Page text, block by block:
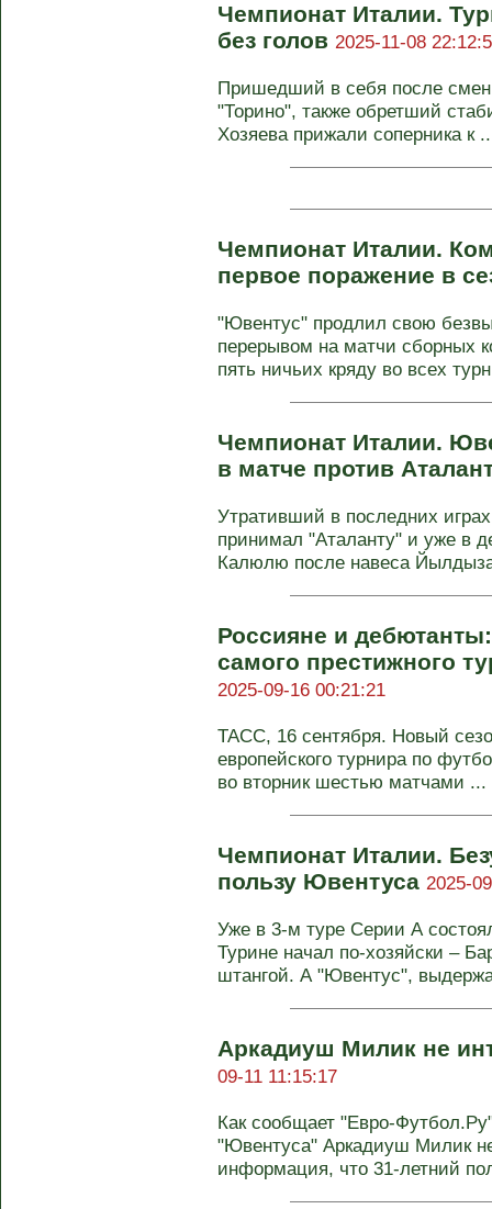
Чемпионат Италии.
без голов 2025-11-08
Пришедший в себя после
"Торино", также обретший
Хозяева прижали соперника к
Чемпионат Италии.
первое поражение в
"Ювентус" продлил свою
перерывом на матчи сборных
пять ничьих кряду во всех
Чемпионат Италии.
в матче против
Утративший в последних
принимал "Аталанту" и уже в
Калюлю после навеса
Россияне и
самого престижного
2025-09-16 00:21:21
ТАСС, 16 сентября. Новый
европейского турнира по
во вторник шестью матчами ...
Чемпионат Италии.
пользу Ювентуса 2025-
Уже в 3-м туре Серии А
Турине начал по-хозяйски –
штангой. А "Ювентус",
Аркадиуш Милик не
09-11 11:15:17
Как сообщает "Евро-
"Ювентуса" Аркадиуш Милик
информация, что 31-летний